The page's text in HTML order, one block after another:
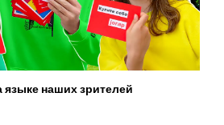
наших зрителей